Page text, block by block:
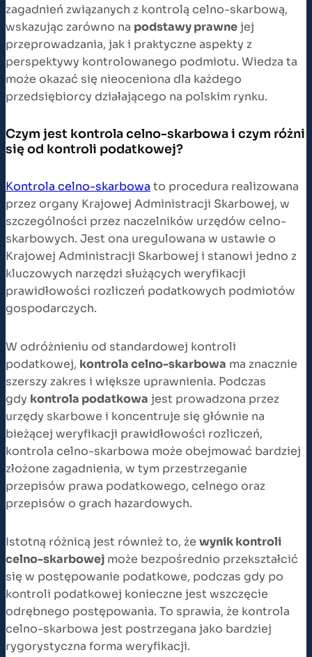
zagadnień związanych z kontrolą celno-skarbową,
wskazując zarówno na podstawy prawnejej
przeprowadzania, jak i praktyczne aspekty z
perspektywy kontrolowanego podmiotu. Wiedza ta
może okazać się nieoceniona dla każdego
przedsiębiorcy działającego na polskim rynku.
Czym jest kontrola celno-skarbowa i czym różni
się od kontroli podatkowej?
Kontrola celno-skarbowa to procedura realizowana
przez organy Krajowej Administracji Skarbowej, w
szczególności przez naczelników urzędów celno-
skarbowych. Jest ona uregulowana w ustawie o
Krajowej Administracji Skarbowej i stanowi jedno z
kluczowych narzędzi służących weryfikacji
prawidłowości rozliczeń podatkowych podmiotów
gospodarczych.
W odróżnieniu od standardowej kontroli
podatkowej, kontrola celno-skarbowa ma znacznie
szerszy zakres i większe uprawnienia. Podczas
gdy kontrola podatkowa jest prowadzona przez
urzędy skarbowe i koncentruje się głównie na
bieżącej weryfikacji prawidłowości rozliczeń,
kontrola celno-skarbowa może obejmować bardziej
złożone zagadnienia, w tym przestrzeganie
przepisów prawa podatkowego, celnego oraz
przepisów o grach hazardowych.
Istotną różnicą jest również to, że wynik kontroli
celno-skarbowej może bezpośrednio przekształcić
się w postępowanie podatkowe, podczas gdy po
kontroli podatkowej konieczne jest wszczęcie
odrębnego postępowania. To sprawia, że kontrola
celno-skarbowa jest postrzegana jako bardziej
rygorystyczna forma weryfikacji.